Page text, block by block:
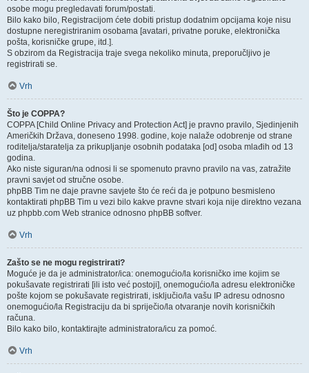
osobe mogu pregledavati forum/postati.
Bilo kako bilo, Registracijom ćete dobiti pristup dodatnim opcijama koje nisu
dostupne neregistriranim osobama [avatari, privatne poruke, elektronička
pošta, korisničke grupe, itd.].
S obzirom da Registracija traje svega nekoliko minuta, preporučljivo je
registrirati se.
Vrh
Što je COPPA?
COPPA [Child Online Privacy and Protection Act] je pravno pravilo, Sjedinjenih
Američkih Država, doneseno 1998. godine, koje nalaže odobrenje od strane
roditelja/staratelja za prikupljanje osobnih podataka [od] osoba mlađih od 13
godina.
Ako niste siguran/na odnosi li se spomenuto pravno pravilo na vas, zatražite
pravni savjet od stručne osobe.
phpBB Tim ne daje pravne savjete što će reći da je potpuno besmisleno
kontaktirati phpBB Tim u vezi bilo kakve pravne stvari koja nije direktno vezana
uz phpbb.com Web stranice odnosno phpBB softver.
Vrh
Zašto se ne mogu registrirati?
Moguće je da je administrator/ica: onemogućio/la korisničko ime kojim se
pokušavate registrirati [ili isto već postoji], onemogućio/la adresu elektroničke
pošte kojom se pokušavate registrirati, isključio/la vašu IP adresu odnosno
onemogućio/la Registraciju da bi spriječio/la otvaranje novih korisničkih
računa.
Bilo kako bilo, kontaktirajte administratora/icu za pomoć.
Vrh